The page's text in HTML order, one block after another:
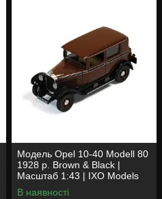
Модель Opel 10-40 Modell 80
1928 р. Brown & Black |
Масштаб 1:43 | IXO Models
В наявності